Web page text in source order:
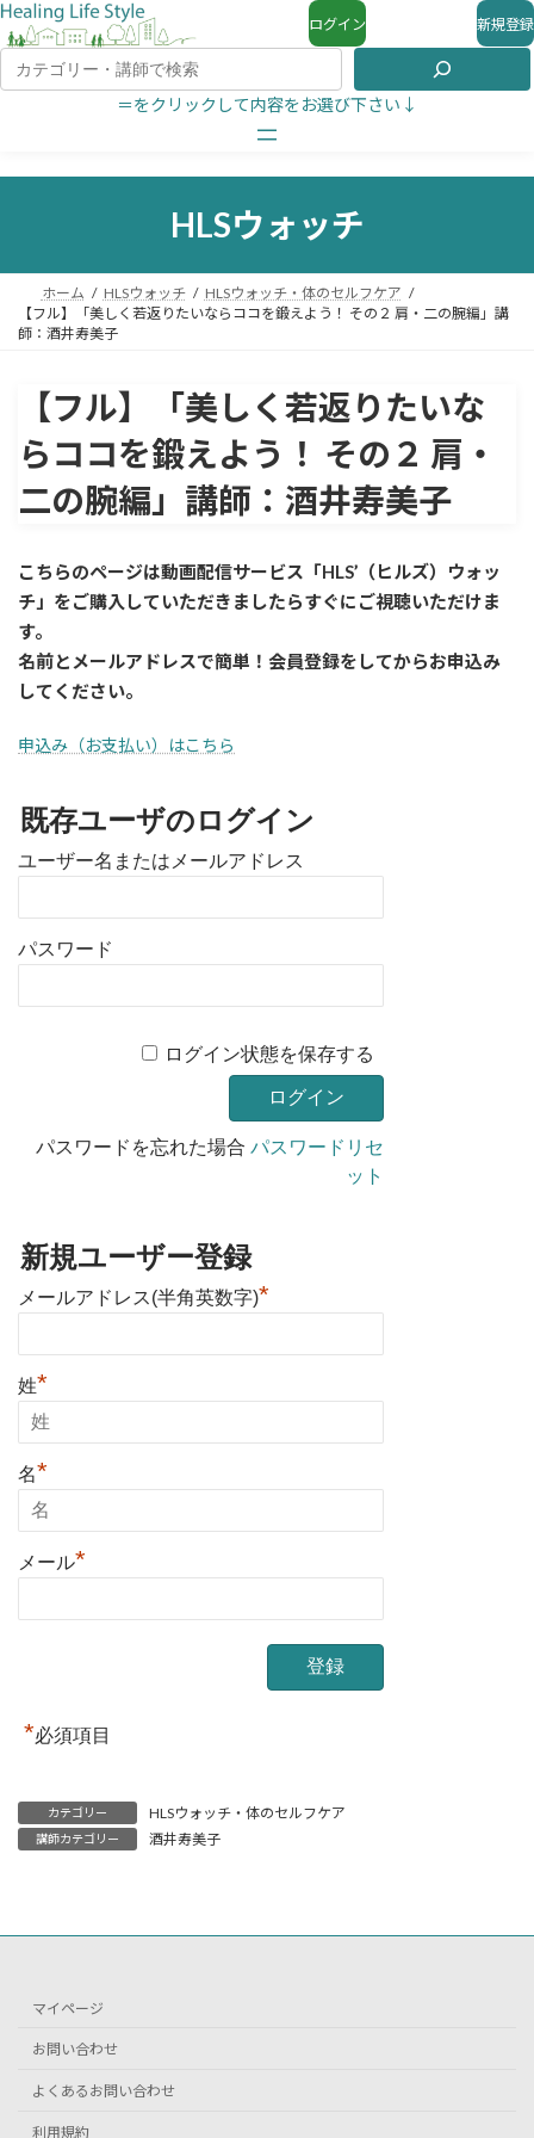
ログイン 新規登録
＝をクリックして内容をお選び下さい↓
HLSウォッチ
ホーム HLSウォッチ
HLSウォッチ・体のセルフケア
【フル】「美しく若返りたいならココを鍛えよう！ その２ 肩・二の腕編」講
師：酒井寿美子
【フル】「美しく若返りたいな
らココを鍛えよう！ その２ 肩・
二の腕編」講師：酒井寿美子
こちらのページは動画配信サービス「HLS’（ヒルズ）ウォッ
チ」をご購入していただきましたらすぐに ご視聴いただけま
す。
名前とメールアドレスで簡単！会員登録をしてからお申込み
してください。
申込み（お支払い）はこちら
既存ユーザのログイン
ユーザー名またはメールアドレス
パスワード
ログイン状態を保存する
パスワードを忘れた場合パスワードリセ
ット
新規ユーザー登録
メールアドレス(半角英数字)*
姓*
名*
メール*
*必須項目
カテゴリー HLSウォッチ・体のセルフケア
講師カテゴリー 酒井寿美子
マイページ
お問い合わせ
よくあるお問い合わせ
利用規約